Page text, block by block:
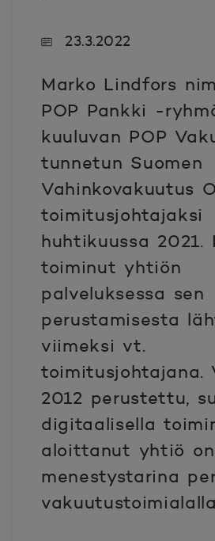
23.3.2022
Marko Lindfors
POP Pankki -
kuuluvan POP
tunnetun Suomen
Vahinkovakuutus
toimitusjohtajaksi
huhtikuussa 2021.
toiminut yhtiön
palveluksessa sen
perustamisesta
viimeksi vt.
toimitusjohtajana.
2012 perustettu,
digitaalisella
aloittanut yhtiö
menestystarina